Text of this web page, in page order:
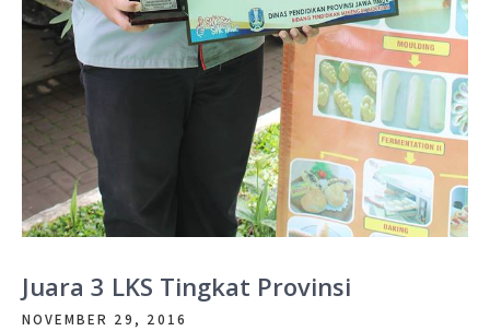
Juara 3 LKS Tingkat Provinsi
NOVEMBER 29, 2016